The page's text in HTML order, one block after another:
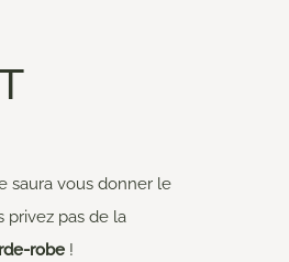
saura vous donner le
pas de la
robe!